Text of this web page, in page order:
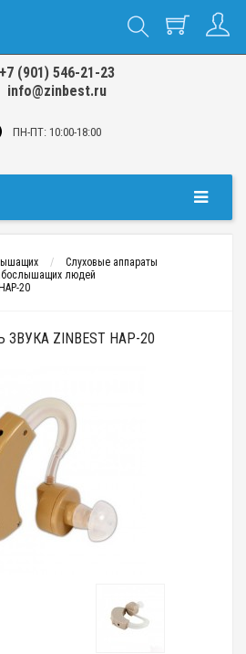
+7 (901) 546-21-23
info@zinbest.ru
ПН-ПТ: 10:00-18:00
Слуховые аппараты
людей
20
ZINBEST HAP-20